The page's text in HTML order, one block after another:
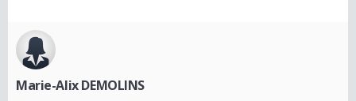
Marie-Alix DEMOLINS